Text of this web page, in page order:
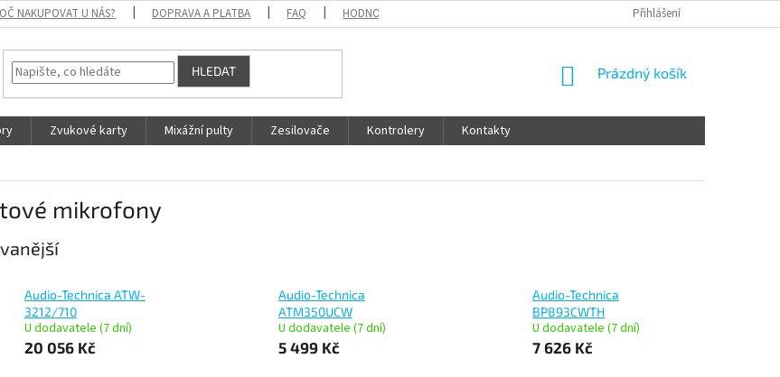
NAKUPOVAT U NÁS? DOPRAVA A PLATBA FAQ HODNOCENÍ OBCHODU OCHRANA OSOBNÍCH
Přihlášení
HLEDAT
NÁKUPNÍ
Prázdný košík
Zvukové karty Mixážní pulty Zesilovače Kontrolery
Kontakty
mikrofony
Audio-Technica ATW-
3212/710
U dodavatele (7 dní)
20 056 Kč
Audio-Technica
ATM350UCW
U dodavatele (7 dní)
5 499 Kč
Audio-Technica
BP893CWTH
U dodavatele (7 dní)
7 626 Kč